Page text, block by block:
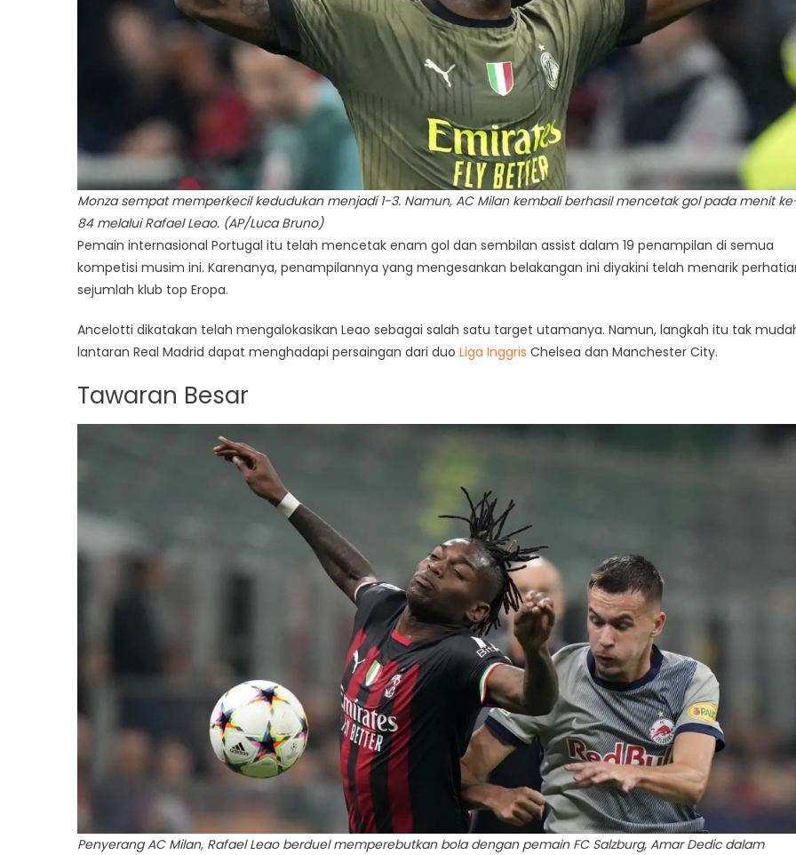
Monza sempat memperkecil kedudukan menjadi 1-3. Namun, AC Milan kembali berhasil mencetak gol pada menit
84 melalui Rafael Leao. (AP/Luca Bruno)
Pemain internasional Portugal itu telah mencetak enam gol dan sembilan assist dalam 19 penampilan di semua
kompetisi musim ini. Karenanya, penampilannya yang mengesankan belakangan ini diyakini telah menarik
sejumlah klub top Eropa.
Ancelotti dikatakan telah mengalokasikan Leao sebagai salah satu target utamanya. Namun, langkah itu tak
lantaran Real Madrid dapat menghadapi persaingan dari duo Liga Inggris Chelsea dan Manchester City.
Tawaran Besar
Penyerang AC Milan, Rafael Leao berduel memperebutkan bola dengan pemain FC Salzburg, Amar Dedic dalam